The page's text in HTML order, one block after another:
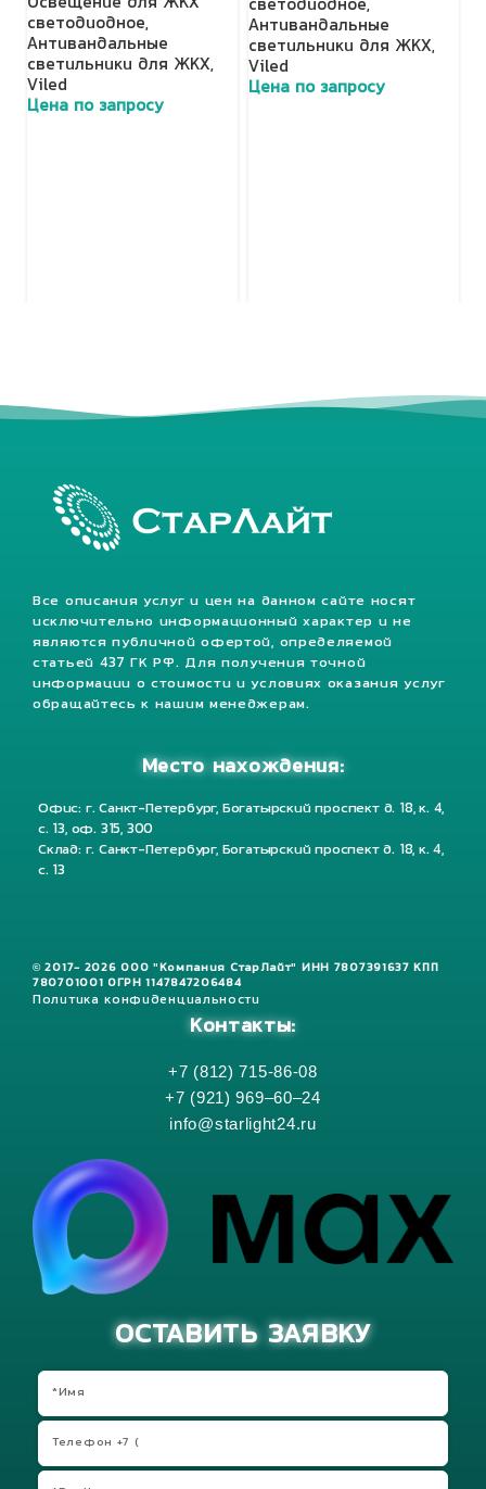
Освещение для ЖКХ
светодиодное,
Антивандальные
светильники для ЖКХ,
Viled
Цена по запросу
светодиодное,
Антивандальные
светильники для ЖКХ,
Viled
Цена по запросу
Все описания услуг и цен на данном сайте носят
исключительно информационный характер и не
являются публичной офертой, определяемой
статьей 437 ГК РФ. Для получения точной
информации о стоимости и условиях оказания услуг
обращайтесь к нашим менеджерам.
Место нахождения:
Офис: г. Санкт-Петербург, Богатырский проспект д. 18, к. 4,
с. 13, оф. 315, 300
Склад: г. Санкт-Петербург, Богатырский проспект д. 18, к. 4,
с. 13
© 2017- 2026 ООО "Компания СтарЛайт" ИНН 7807391637 КПП
780701001 ОГРН 1147847206484
Политика конфиденциальности
Контакты:
+7 (812) 715-86-08
+7 (921) 969–60–24
info@starlight24.ru
ОСТАВИТЬ ЗАЯВКУ